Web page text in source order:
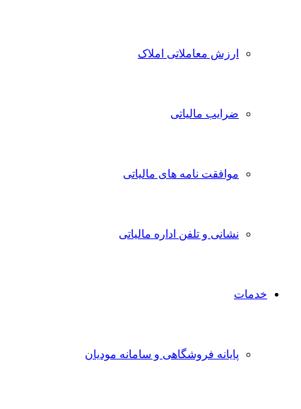
ارزش معاملاتی املاک
ضرایب مالیاتی
موافقت نامه های مالیاتی
نشانی و تلفن اداره مالیاتی
خدمات
پایانه فروشگاهی و سامانه مودیان